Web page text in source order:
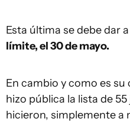
Esta última se debe dar
límite, el 30 de mayo.
En cambio y como es
hizo pública la lista de
hicieron, simplemente a